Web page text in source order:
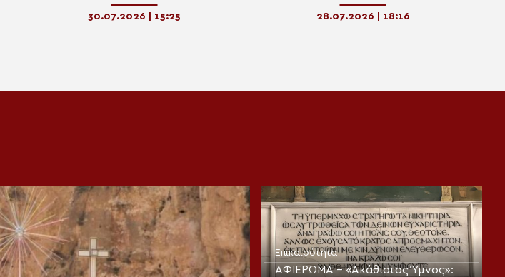
Εκκλησίας
30.07.2026 | 15:25 28.07.2026 | 18:16
Επικαιρότητα
ΑΦΙΕΡΩΜΑ – «Ακάθιστος Ύμνος»: